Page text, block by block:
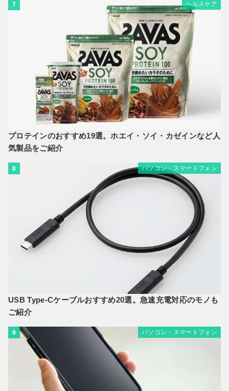
7 ヘルスケア
プロテインのおすすめ19選。ホエイ・ソイ・カゼインなど人
気製品をご紹介
8 パソコン・スマートフォン
USB Type-Cケーブルおすすめ20選。急速充電対応のモノも
ご紹介
9 パソコン・スマートフォン